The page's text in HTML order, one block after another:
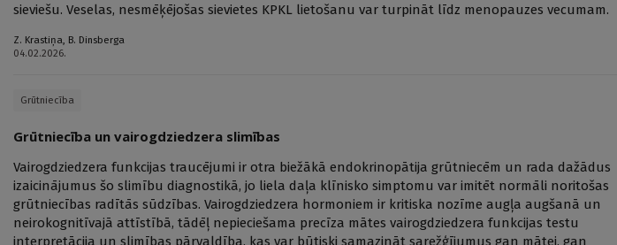
sieviešu. Veselas, nesmēķējošas sievietes KPKL lietošanu var turpināt līdz menopauzes vecumam.
Z. Krastiņa B. Dinsberga
04.02.2026.
Grūtniecība
Grūtniecība un vairogdziedzera slimības
Vairogdziedzera funkcijas traucējumi ir otra biežākā endokrinopātija grūtniecēm un rada dažādus
izaicinājumus šo slimību diagnostikā, jo liela daļa klīnisko simptomu var imitēt normāli noritošas
grūtniecības radītās sūdzības. Vairogdziedzera hormoniem ir kritiska nozīme augļa augšanā un
neirokognitīvajā attīstībā, tādēļ nepieciešama precīza mātes vairogdziedzera funkcijas testu
interpretācija un slimības pārvaldība, kas var būtiski samazināt sarežģījumus gan mātei, gan